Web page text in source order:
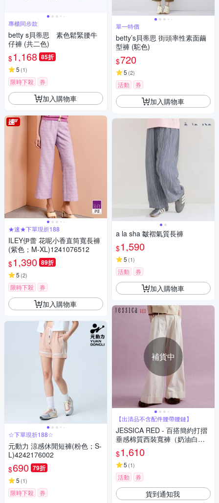
專櫃同步款
betty s貝蒂思 素色鬆緊腰牛
仔褲 (共二色)
$1,168 85折
5 (1)
限時下殺 券
加入購物車
★速★下單現折188
ILEY伊蕾 花呢小香直筒寬長褲
(紫色；M-XL)1241076512
$1,390 89折
5 (2)
限時下殺 券
加入購物車
☆下單現折188☆
元動力 涼感休閒短褲(粉色；S-
L)4242176002
$690 79折
5 (1)
限時下殺 券
單一特價
betty’s貝蒂思 街頭率性素面繭
型褲 (駝色)
$720
5 (2)
活動 券
加入購物車
a la sha 皺褶氣質長褲
$1,590
5 (1)
活動 券
加入購物車
補貨中
【出清品不含配件腰帶腰鏈】
JESSICA RED - 百搭簡約打摺
垂感棉質西裝寬褲（奶油白）R
44205
$1,610
5 (1)
活動 券
貨到通知我